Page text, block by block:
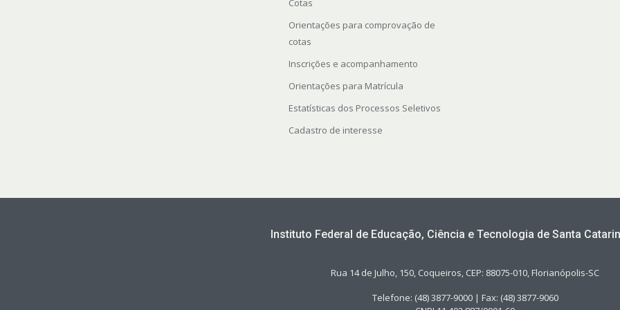
Cotas
Orientações para comprovação de
cotas
Inscrições e acompanhamento
Orientações para Matrícula
Estatísticas dos Processos Seletivos
Cadastro de interesse
Instituto Federal de Educação, Ciência e Tecnologia de Santa
Rua 14 de Julho, 150, Coqueiros, CEP: 88075-010, Florianópolis-SC
Telefone: (48) 3877-9000 | Fax: (48) 3877-9060